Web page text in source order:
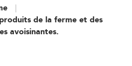
de la ferme et des
avoisinantes.